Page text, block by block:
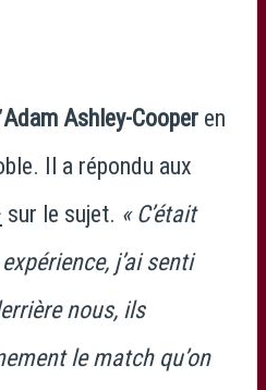
Adam Ashley-Cooper en
Il a répondu aux
sur le sujet. « C’était
j’ai senti
nous, ils
le match qu’on